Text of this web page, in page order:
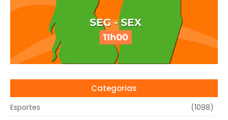
Categorias
Esportes
(1098)